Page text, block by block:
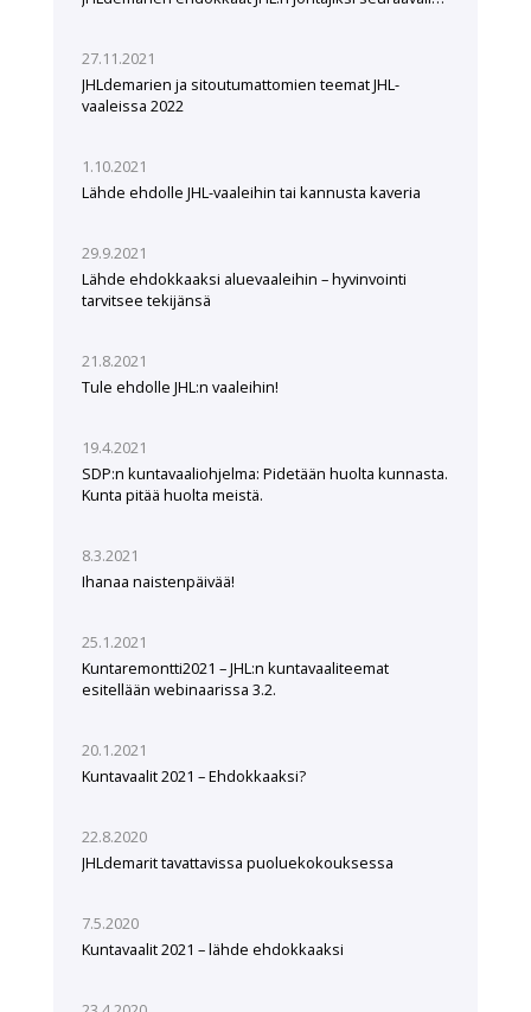
27.11.2021
JHLdemarien ja sitoutumattomien teemat JHL-
vaaleissa 2022
1.10.2021
Lähde ehdolle JHL-vaaleihin tai kannusta kaveria
29.9.2021
Lähde ehdokkaaksi aluevaaleihin – hyvinvointi
tarvitsee tekijänsä
21.8.2021
Tule ehdolle JHL:n vaaleihin!
19.4.2021
SDP:n kuntavaaliohjelma: Pidetään huolta kunnasta.
Kunta pitää huolta meistä.
8.3.2021
Ihanaa naistenpäivää!
25.1.2021
Kuntaremontti2021 – JHL:n kuntavaaliteemat
esitellään webinaarissa 3.2.
20.1.2021
Kuntavaalit 2021 – Ehdokkaaksi?
22.8.2020
JHLdemarit tavattavissa puoluekokouksessa
7.5.2020
Kuntavaalit 2021 – lähde ehdokkaaksi